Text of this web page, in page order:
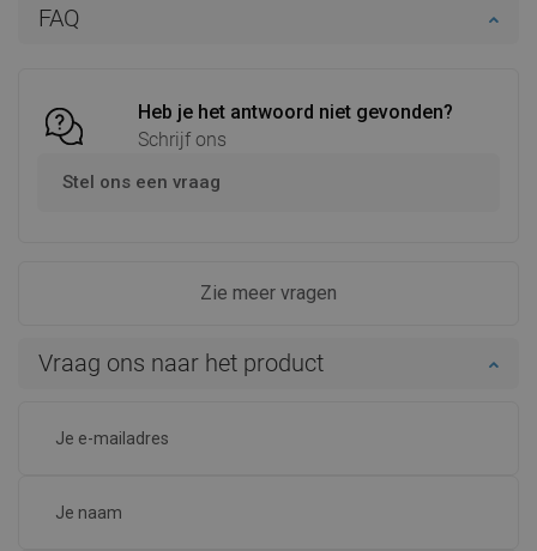
FAQ
Heb je het antwoord niet gevonden?
Schrijf ons
Stel ons een vraag
Zie meer vragen
Vraag ons naar het product